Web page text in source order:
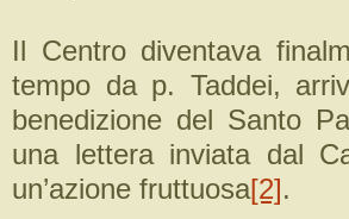
Il Centro diventava
tempo da p. Taddei,
benedizione del Santo
una lettera inviata dal
un’azione fruttuosa[2].